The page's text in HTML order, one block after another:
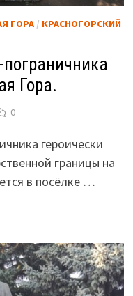
ГОРА/ КРАСНОГОРСКИЙ
Гора.
0
героически
границы на
в посёлке …